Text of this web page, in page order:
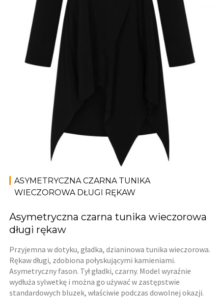
ASYMETRYCZNA CZARNA TUNIKA
WIECZOROWA DŁUGI RĘKAW
Asymetryczna czarna tunika wieczorowa
długi rękaw
Przyjemna w dotyku, gładka, dzianinowa tunika wieczorowa.
Rękaw długi, zdobiona połyskującymi kamieniami.
Asymetryczny fason. Tył gładki, czarny. Model wyraźnie
wydłuża sylwetkę i można go używać w zastępstwie
standardowych bluzek, właściwie podczas dowolnej okazji.